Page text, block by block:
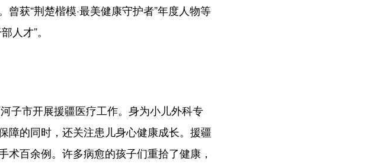
获“荆楚楷模·最美健康守护者”年度人物等
人才”。
市开展援疆医疗工作。身为小儿外科专
障的同时，还关注患儿身心健康成长。援疆
百余例。许多病愈的孩子们重拾了健康，